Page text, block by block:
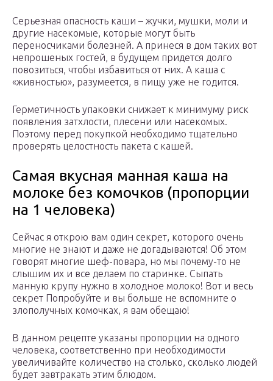
Серьезная опасность каши – жучки, мушки, моли и
другие насекомые, которые могут быть
переносчиками болезней. А принеся в дом таких вот
непрошеных гостей, в будущем придется долго
повозиться, чтобы избавиться от них. А каша с
«живностью», разумеется, в пищу уже не годится.
Герметичность упаковки снижает к минимуму риск
появления затхлости, плесени или насекомых.
Поэтому перед покупкой необходимо тщательно
проверять целостность пакета с кашей.
Самая вкусная манная каша на
молоке без комочков (пропорции
на 1 человека)
Сейчас я открою вам один секрет, которого очень
многие не знают и даже не догадываются! Об этом
говорят многие шеф-повара, но мы почему-то не
слышим их и все делаем по старинке. Сыпать
манную крупу нужно в холодное молоко! Вот и весь
секрет Попробуйте и вы больше не вспомните о
злополучных комочках, я вам обещаю!
В данном рецепте указаны пропорции на одного
человека, соответственно при необходимости
увеличивайте количество на столько, сколько людей
будет завтракать этим блюдом.